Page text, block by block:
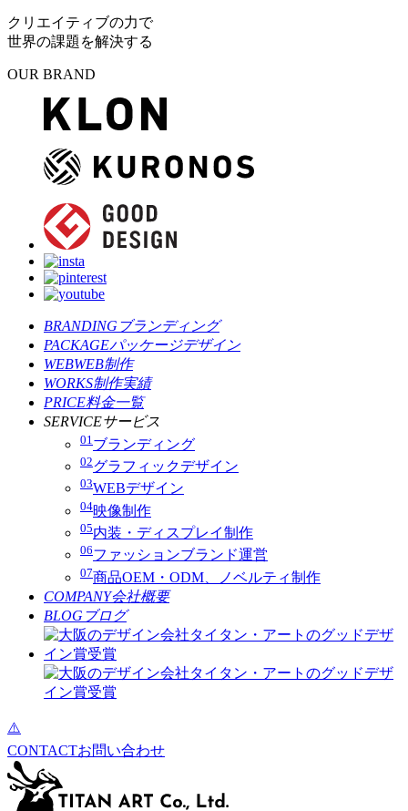
クリエイティブの力で
世界の課題を解決する
OUR BRAND
BRANDING ブランディング
PACKAGEパッケージデザイン
WEBWEB制作
WORKS制作実績
PRICE料金一覧
SERVICEサービス
01 ブランディング
02グラフィックデザイン
03WEBデザイン
04映像制作
05内装・ディスプレイ制作
06ファッションブランド運営
07商品OEM・ODM、ノベルティ制作
COMPANY会社概要
BLOG ブログ
CONTACTお問い合わせ